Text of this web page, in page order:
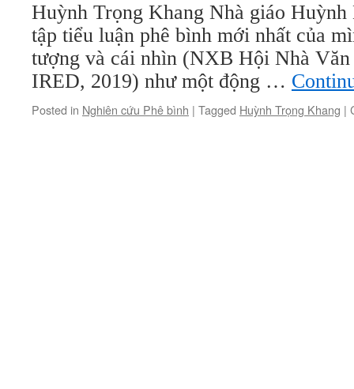
Huỳnh Trọng Khang Nhà giáo
tập tiểu luận phê bình mới nhất của
tượng và cái nhìn (NXB Hội Nhà
IRED, 2019) như một động …
Posted in Nghiên cứu Phê bình | Tagged Huỳnh Trọng Khang |